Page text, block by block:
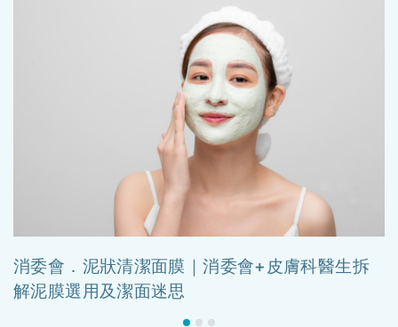
消委會．泥狀清潔面膜｜消委會+皮膚科醫生拆
解泥膜選用及潔面迷思